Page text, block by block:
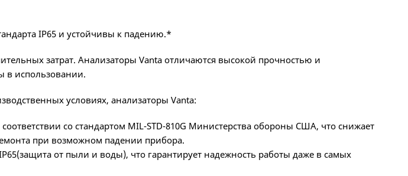
IP65 и устойчивы к падению.*
затрат. Анализаторы Vanta отличаются высокой прочностью и
в использовании.
условиях, анализаторы Vanta:
со стандартом MIL-STD-810G Министерства обороны США, что снижает
при возможном падении прибора.
от пыли и воды), что гарантирует надежность работы даже в самых